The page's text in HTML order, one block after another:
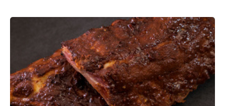
Vers belegde broodjes